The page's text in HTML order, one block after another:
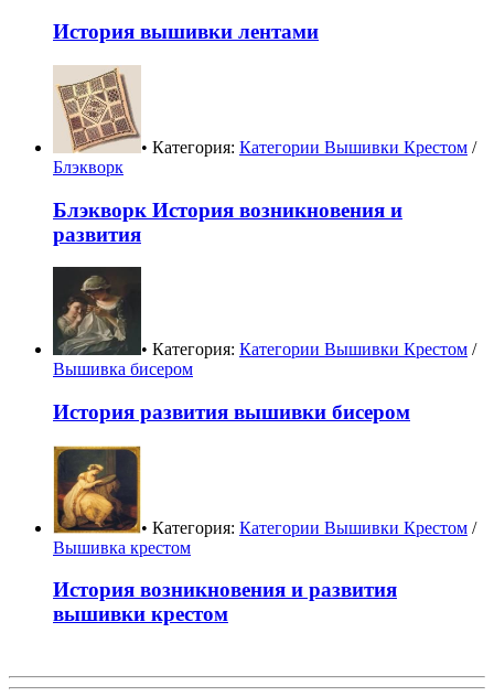
История вышивки лентами
• Категория: Категории Вышивки Крестом /
Блэкворк
Блэкворк История возникновения и
развития
• Категория: Категории Вышивки Крестом /
Вышивка бисером
История развития вышивки бисером
• Категория: Категории Вышивки Крестом /
Вышивка крестом
История возникновения и развития
вышивки крестом